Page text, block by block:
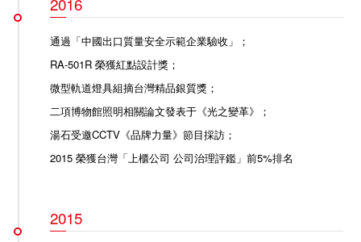
通過「中國出口質量安全示範企業驗收」；
RA-501R 榮獲紅點設計獎 ；
微型軌道燈具組摘台灣精品銀質獎 ；
二項博物館照明相關論文發表于《光之變革》；
湯石受邀CCTV《品牌力量》節目採訪；
2015 榮獲台灣「上櫃公司 公司治理評鑑」前5%排名
2015